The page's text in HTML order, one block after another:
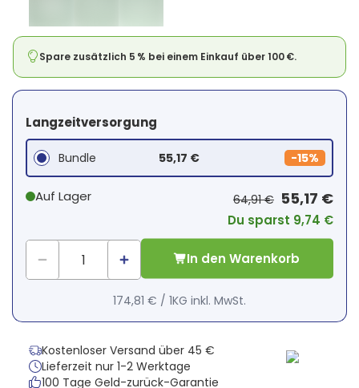
Spare zusätzlich 5 % bei einem Einkauf über 100 €.
Langzeitversorgung
Bundle 55,17 € -15%
Auf Lager 64,91 € 55,17 €
Du sparst 9,74 €
In den Warenkorb
174,81 € / 1KG inkl. MwSt.
Kostenloser Versand über 45 €
Lieferzeit nur 1-2 Werktage
100 Tage Geld-zurück-Garantie